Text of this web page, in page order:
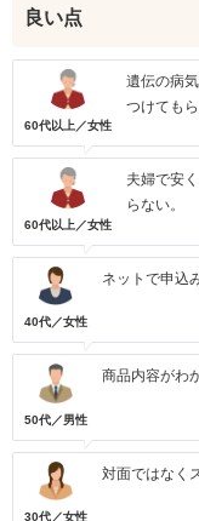
良い点
60代以上／女性
遺伝の病
つけてもら
60代以上／女性
夫婦で安
らない。
40代／女性
ネットで申込
50代／男性
商品内容がわ
30代／女性
対面ではなく